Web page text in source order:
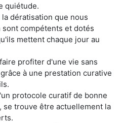
quiétude.
dératisation que nous
compétents et dotés
mettent chaque jour au
profiter d'une vie sans
à une prestation curative
protocole curatif de bonne
trouve être actuellement la